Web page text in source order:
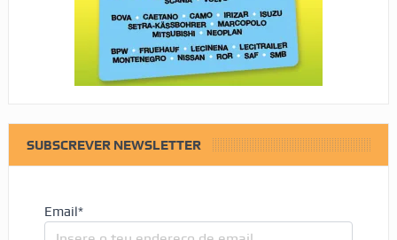
SUBSCREVER NEWSLETTER
Email*